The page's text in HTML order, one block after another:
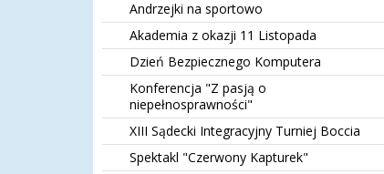
Andrzejki na sportowo
Akademia z okazji 11 Listopada
Dzień Bezpiecznego Komputera
Konferencja "Z pasją o
niepełnosprawności"
XIII Sądecki Integracyjny Turniej Boccia
Spektakl "Czerwony Kapturek"